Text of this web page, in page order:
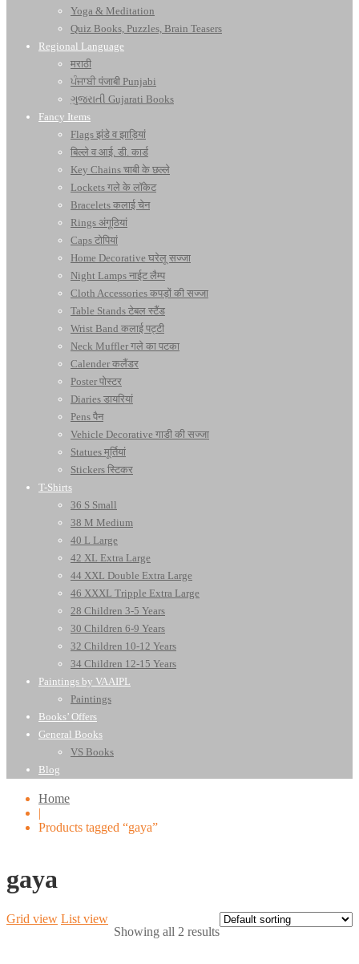
Yoga & Meditation
Quiz Books, Puzzles, Brain Teasers
Regional Language
मराठी
ਪੰਜਾਬੀ पंजाबी Punjabi
ગુજરાતી Gujarati Books
Fancy Items
Flags झंडे व झाड़ियां
बिल्ले व आई. डी. कार्ड
Key Chains चाबी के छल्ले
Lockets गले के लॉकेट
Bracelets कलाई चेन
Rings अंगूठियां
Caps टोपियां
Home Decorative घरेलू सज्जा
Night Lamps नाईट लैम्प
Cloth Accessories कपड़ों की सज्जा
Table Stands टेबल स्टैंड
Wrist Band कलाई पट्टी
Neck Muffler गले का पटका
Calender कलैंडर
Poster पोस्टर
Diaries डायरियां
Pens पैन
Vehicle Decorative गाडी की सज्जा
Statues मूर्तियां
Stickers स्टिकर
T-Shirts
36 S Small
38 M Medium
40 L Large
42 XL Extra Large
44 XXL Double Extra Large
46 XXXL Tripple Extra Large
28 Children 3-5 Years
30 Children 6-9 Years
32 Children 10-12 Years
34 Children 12-15 Years
Paintings by VAAIPL
Paintings
Books’ Offers
General Books
VS Books
Blog
Home
|
Products tagged “gaya”
gaya
Grid view List view
Showing all 2 results